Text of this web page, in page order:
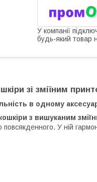
У компанії
будь-який товар
зі зміїним
в одному
з вишуканим
У ній